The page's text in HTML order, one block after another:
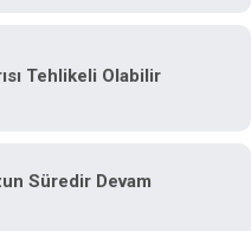
Tehlikeli Olabilir
Süredir Devam